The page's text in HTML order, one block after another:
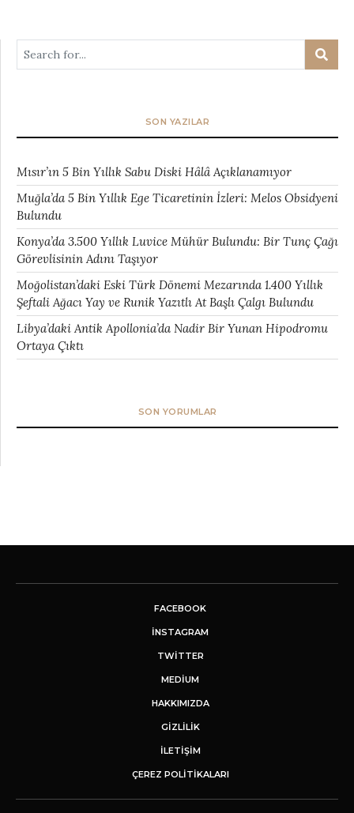
SON YAZILAR
Mısır’ın 5 Bin Yıllık Sabu Diski Hâlâ Açıklanamıyor
Muğla’da 5 Bin Yıllık Ege Ticaretinin İzleri: Melos Obsidyeni
Bulundu
Konya’da 3.500 Yıllık Luvice Mühür Bulundu: Bir Tunç Çağı
Görevlisinin Adını Taşıyor
Moğolistan’daki Eski Türk Dönemi Mezarında 1.400 Yıllık
Şeftali Ağacı Yay ve Runik Yazıtlı At Başlı Çalgı Bulundu
Libya’daki Antik Apollonia’da Nadir Bir Yunan Hipodromu
Ortaya Çıktı
SON YORUMLAR
FACEBOOK
INSTAGRAM
TWITTER
MEDIUM
HAKKIMIZDA
GİZLİLİK
İLETIŞIM
ÇEREZ POLITIKALARI